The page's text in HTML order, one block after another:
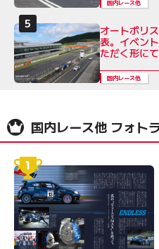
国内レース他
オートポリ
表。イベン
ただく形にて
国内レース他
国内レース他 フォト